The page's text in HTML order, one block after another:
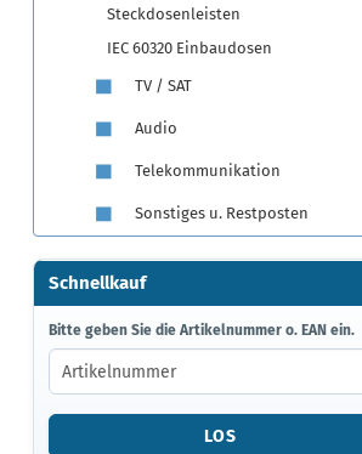
Steckdosenleisten
IEC 60320 Einbaudosen
TV / SAT
Audio
Telekommunikation
Sonstiges u. Restposten
Schnellkauf
BITTE
GEBEN
SIE
DIE
ARTIKELNUMMER
Bitte geben Sie die Artikelnummer o. EAN ein.
LOS